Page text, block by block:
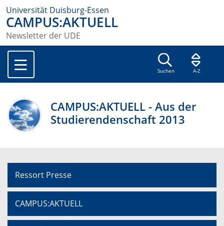
Universität Duisburg-Essen
CAMPUS:AKTUELL
Newsletter der UDE
Suchen A-Z
CAMPUS:AKTUELL - Aus der
Studierendenschaft 2013
Ressort Presse
CAMPUS:AKTUELL